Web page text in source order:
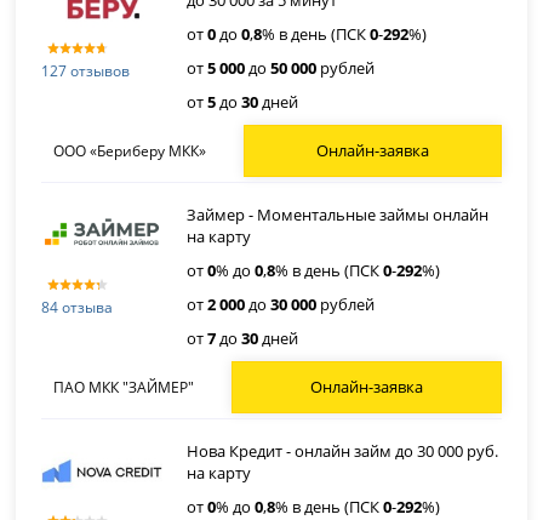
127 отзывов
от0до0,8% в день (ПСК0-292%)
от5 000до50 000 рублей
от5до30дней
ООО «Бериберу МКК» Онлайн-заявка
84 отзыва
Займер - Моментальные займы онлайн
на карту
от0% до0,8% в день (ПСК0-292%)
от2 000до30 000 рублей
от7до30дней
ПАО МКК "ЗАЙМЕР" Онлайн-заявка
Нова Кредит - онлайн займ до 30 000 руб.
на карту
от0% до0,8% в день (ПСК0-292%)